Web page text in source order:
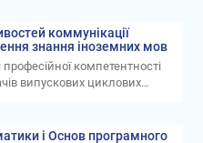
коммунікації
знання іноземних мов
компетентності
випускових циклових…
і Основ програмного